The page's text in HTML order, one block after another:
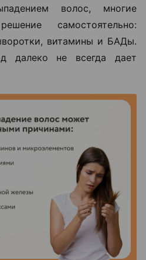
волос, многие
самостоятельно:
витамины и БАДы.
далеко не всегда дает